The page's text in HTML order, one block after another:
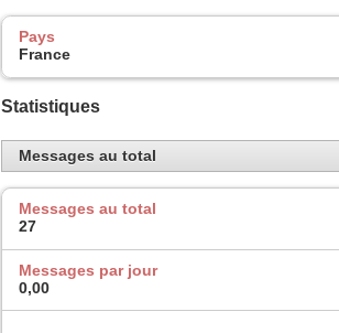
Pays
France
Statistiques
Messages au total
Messages au total
27
Messages par jour
0,00